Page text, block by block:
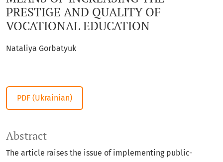
PRESTIGE AND QUALITY OF
VOCATIONAL EDUCATION
Nataliya Gorbatyuk
PDF (Ukrainian)
Abstract
The article raises the issue of implementing public-